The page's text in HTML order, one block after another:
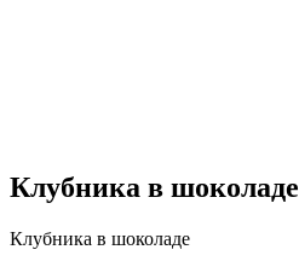
Клубника в шоколаде
Клубника в шоколаде